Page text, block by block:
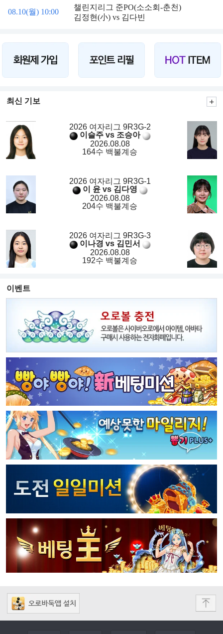
08.10(월) 10:00
챌린지리그 준PO(소소회-춘천)
김정현(小) vs 김다빈
최신 기보
2026 여자리그 9R3G-2
이슬주 vs 조승아
2026.08.08
164수 백불계승
2026 여자리그 9R3G-1
이 윤 vs 김다영
2026.08.08
204수 백불계승
2026 여자리그 9R3G-3
이나경 vs 김민서
2026.08.08
192수 백불계승
이벤트